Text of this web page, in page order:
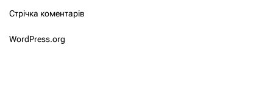
Стрічка коментарів
WordPress.org